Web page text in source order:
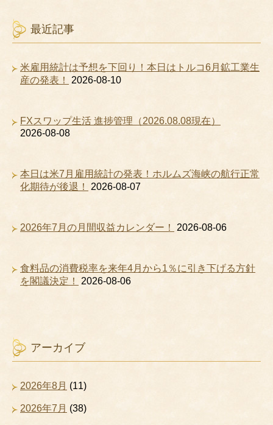
最近記事
米雇用統計は予想を下回り！本日はトルコ6月鉱工業生
産の発表！
2026-08-10
FXスワップ生活 進捗管理（2026.08.08現在）
2026-08-08
本日は米7月雇用統計の発表！ホルムズ海峡の航行正常
化期待が後退！
2026-08-07
2026年7月の月間収益カレンダー！ 2026-08-06
食料品の消費税率を来年4月から1％に引き下げる方針
を閣議決定！
2026-08-06
アーカイブ
2026年8月 (11)
2026年7月 (38)